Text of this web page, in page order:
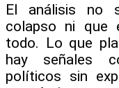
El análisis no
colapso ni que
todo. Lo que
hay señales
políticos sin